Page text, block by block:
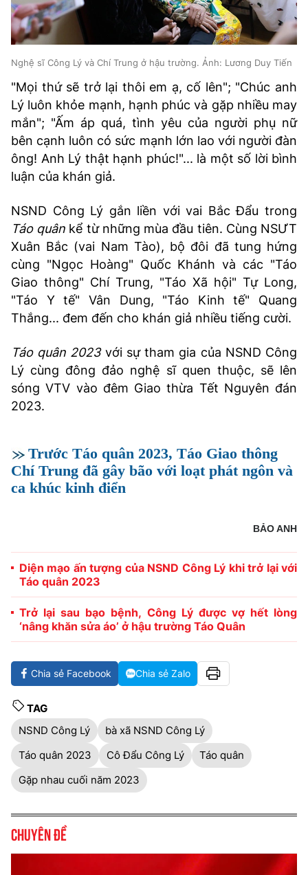
Nghệ sĩ Công Lý và Chí Trung ở hậu trường. Ảnh: Lương Duy Tiến
"Mọi thứ sẽ trở lại thôi em ạ, cố lên"; "Chúc anh
Lý luôn khỏe mạnh, hạnh phúc và gặp nhiều may
mắn"; "Ấm áp quá, tình yêu của người phụ nữ
bên cạnh luôn có sức mạnh lớn lao với người đàn
ông! Anh Lý thật hạnh phúc!"... là một số lời bình
luận của khán giả.
NSND Công Lý gắn liền với vai Bắc Đẩu trong
Táo quân kể từ những mùa đầu tiên. Cùng NSƯT
Xuân Bắc (vai Nam Tào), bộ đôi đã tung hứng
cùng "Ngọc Hoàng" Quốc Khánh và các "Táo
Giao thông" Chí Trung, "Táo Xã hội" Tự Long,
"Táo Y tế" Vân Dung, "Táo Kinh tế" Quang
Thắng... đem đến cho khán giả nhiều tiếng cười.
Táo quân 2023với sự tham gia của NSND Công
Lý cùng đông đảo nghệ sĩ quen thuộc, sẽ lên
sóng VTV vào đêm Giao thừa Tết Nguyên đán
2023.
Trước Táo quân 2023, Táo Giao thông
Chí Trung đã gây bão với loạt phát ngôn và
ca khúc kinh điển
BẢO ANH
Diện mạo ấn tượng của NSND Công Lý khi trở lại với
Táo quân 2023
Trở lại sau bạo bệnh, Công Lý được vợ hết lòng
‘nâng khăn sửa áo’ ở hậu trường Táo Quân
Chia sẻ Facebook Chia sẻ Zalo
TAG
NSND Công Lý
bà xã NSND Công Lý
Táo quân 2023
Cô Đẩu Công Lý
Táo quân
Gặp nhau cuối năm 2023
Chuyên đề